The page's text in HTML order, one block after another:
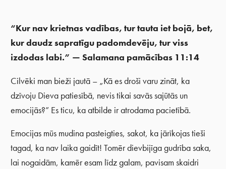
“Kur nav krietnas vadības, tur tauta iet bojā, bet,
kur daudz sapratīgu padomdevēju, tur viss
izdodas labi.” — Salamana pamācības 11:14
Cilvēki man bieži jautā – „Kā es droši varu zināt, ka
dzīvoju Dieva patiesībā, nevis tikai savās sajūtās un
emocijās?” Es ticu, ka atbilde ir atrodama pacietībā.
Emocijas mūs mudina pasteigties, sakot, ka jārīkojas tieši
tagad, ka nav laika gaidīt! Tomēr dievbijīga gudrība saka,
lai nogaidām, kamēr esam līdz galam, pavisam skaidri